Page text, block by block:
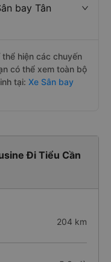
bay Tân
hiện các chuyến
có thể xem toàn bộ
tại: Xe Sân bay
Đi Tiểu Cần
204 km